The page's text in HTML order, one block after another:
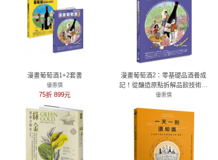
漫畫葡萄酒1+2套書
優惠價
75折 899元
漫畫葡萄酒2：零基礎品酒養成
記！從釀造原點拆解品飲技術，
史上最強的餐酒搭配祕笈
優惠價